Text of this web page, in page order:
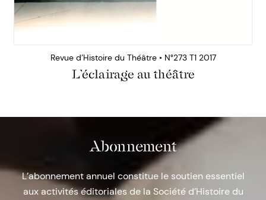
Revue d’Histoire du Théâtre • N°273 T1 2017
L’éclairage au théâtre
Abonnement
L’abonnement annuel constitue le soutien essentiel
aux activités éditoriales de la Société d’Histoire du